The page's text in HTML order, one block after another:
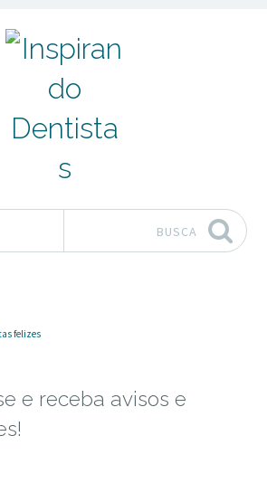
BUSCA
felizes
e receba avisos e